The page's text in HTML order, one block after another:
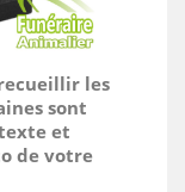
les
sont
et
de votre